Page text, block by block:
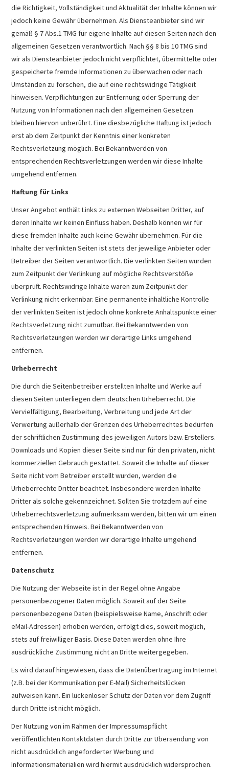
die Richtigkeit, Vollständigkeit und Aktualität der Inhalte können wir
jedoch keine Gewähr übernehmen. Als Diensteanbieter sind wir
gemäß § 7 Abs.1 TMG für eigene Inhalte auf diesen Seiten nach den
allgemeinen Gesetzen verantwortlich. Nach §§ 8 bis 10 TMG sind
wir als Diensteanbieter jedoch nicht verpflichtet, übermittelte oder
gespeicherte fremde Informationen zu überwachen oder nach
Umständen zu forschen, die auf eine rechtswidrige Tätigkeit
hinweisen. Verpflichtungen zur Entfernung oder Sperrung der
Nutzung von Informationen nach den allgemeinen Gesetzen
bleiben hiervon unberührt. Eine diesbezügliche Haftung ist jedoch
erst ab dem Zeitpunkt der Kenntnis einer konkreten
Rechtsverletzung möglich. Bei Bekanntwerden von
entsprechenden Rechtsverletzungen werden wir diese Inhalte
umgehend entfernen.
Haftung für Links
Unser Angebot enthält Links zu externen Webseiten Dritter, auf
deren Inhalte wir keinen Einfluss haben. Deshalb können wir für
diese fremden Inhalte auch keine Gewähr übernehmen. Für die
Inhalte der verlinkten Seiten ist stets der jeweilige Anbieter oder
Betreiber der Seiten verantwortlich. Die verlinkten Seiten wurden
zum Zeitpunkt der Verlinkung auf mögliche Rechtsverstöße
überprüft. Rechtswidrige Inhalte waren zum Zeitpunkt der
Verlinkung nicht erkennbar. Eine permanente inhaltliche Kontrolle
der verlinkten Seiten ist jedoch ohne konkrete Anhaltspunkte einer
Rechtsverletzung nicht zumutbar. Bei Bekanntwerden von
Rechtsverletzungen werden wir derartige Links umgehend
entfernen.
Urheberrecht
Die durch die Seitenbetreiber erstellten Inhalte und Werke auf
diesen Seiten unterliegen dem deutschen Urheberrecht. Die
Vervielfältigung, Bearbeitung, Verbreitung und jede Art der
Verwertung außerhalb der Grenzen des Urheberrechtes bedürfen
der schriftlichen Zustimmung des jeweiligen Autors bzw. Erstellers.
Downloads und Kopien dieser Seite sind nur für den privaten, nicht
kommerziellen Gebrauch gestattet. Soweit die Inhalte auf dieser
Seite nicht vom Betreiber erstellt wurden, werden die
Urheberrechte Dritter beachtet. Insbesondere werden Inhalte
Dritter als solche gekennzeichnet. Sollten Sie trotzdem auf eine
Urheberrechtsverletzung aufmerksam werden, bitten wir um einen
entsprechenden Hinweis. Bei Bekanntwerden von
Rechtsverletzungen werden wir derartige Inhalte umgehend
entfernen.
Datenschutz
Die Nutzung der Webseite ist in der Regel ohne Angabe
personenbezogener Daten möglich. Soweit auf der Seite
personenbezogene Daten (beispielsweise Name, Anschrift oder
eMail-Adressen) erhoben werden, erfolgt dies, soweit möglich,
stets auf freiwilliger Basis. Diese Daten werden ohne Ihre
ausdrückliche Zustimmung nicht an Dritte weitergegeben.
Es wird darauf hingewiesen, dass die Datenübertragung im Internet
(z.B. bei der Kommunikation per E-Mail) Sicherheitslücken
aufweisen kann. Ein lückenloser Schutz der Daten vor dem Zugriff
durch Dritte ist nicht möglich.
Der Nutzung von im Rahmen der Impressumspflicht
veröffentlichten Kontaktdaten durch Dritte zur Übersendung von
nicht ausdrücklich angeforderter Werbung und
Informationsmaterialien wird hiermit ausdrücklich widersprochen.